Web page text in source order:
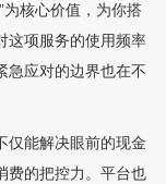
核心价值，为你搭
这项服务的使用频率
急应对的边界也在不
仅能解决眼前的现金
费的把控力。平台也